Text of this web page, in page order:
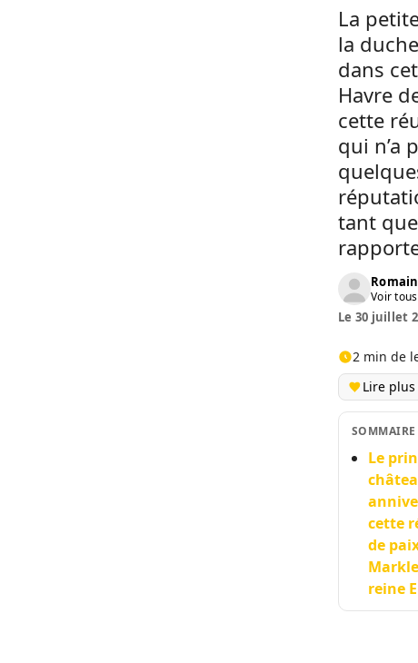
La
la
dans
Havre
cette
qui n’a
tant
Voir
Le 30 juillet
2 min de
Lire
SOMMAIRE
Le
cette
de
reine